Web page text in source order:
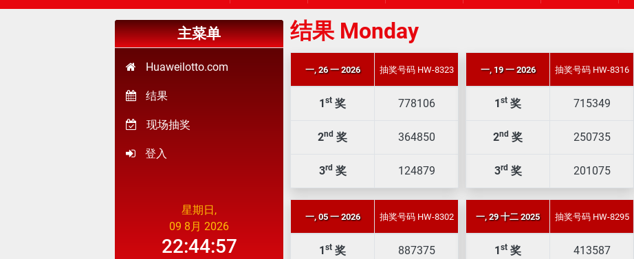
结果 Monday
一, 26 一 2026 抽奖号码 HW-8323
1 st 奖 778106
2nd 奖 364850
3rd 奖 124879
一, 19 一 2026 抽奖号码 HW-8316
1 st 奖 715349
2nd 奖 250735
3rd 奖 201075
一, 05 一 2026 抽奖号码 HW-8302
1 st 奖 887375
一, 29 十二 2025 抽奖号码 HW-8295
1 st 奖 413587
主菜单
Huaweilotto.com
结果
现场抽奖
登入
星期日,
09 8月 2026
22:44:57